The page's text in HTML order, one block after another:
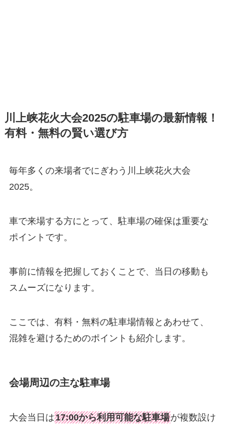
川上峡花火大会2025の駐車場の最新情報！
有料・無料の賢い選び方
毎年多くの来場者でにぎわう川上峡花火大会
2025。
車で来場する方にとって、駐車場の確保は重要な
ポイントです。
事前に情報を把握しておくことで、当日の移動も
スムーズになります。
ここでは、有料・無料の駐車場情報とあわせて、
混雑を避けるためのポイントも紹介します。
会場周辺の主な駐車場
大会当日は17:00から利用可能な駐車場が複数設け